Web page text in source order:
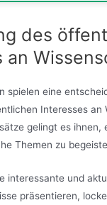
des
an
spielen eine
Interesses an
gelingt es ihnen,
Themen zu
interessante und
präsentieren,